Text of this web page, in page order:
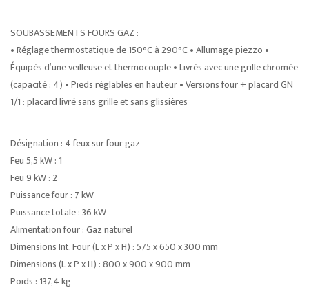
SOUBASSEMENTS FOURS GAZ :
• Réglage thermostatique de 150°C à 290°C • Allumage piezzo •
Équipés d’une veilleuse et thermocouple • Livrés avec une grille chromée
(capacité : 4) • Pieds réglables en hauteur • Versions four + placard GN
1/1 : placard livré sans grille et sans glissières
Désignation : 4 feux sur four gaz
Feu 5,5 kW : 1
Feu 9 kW : 2
Puissance four : 7 kW
Puissance totale : 36 kW
Alimentation four : Gaz naturel
Dimensions Int. Four (L x P x H) : 575 x 650 x 300 mm
Dimensions (L x P x H) : 800 x 900 x 900 mm
Poids : 137,4 kg